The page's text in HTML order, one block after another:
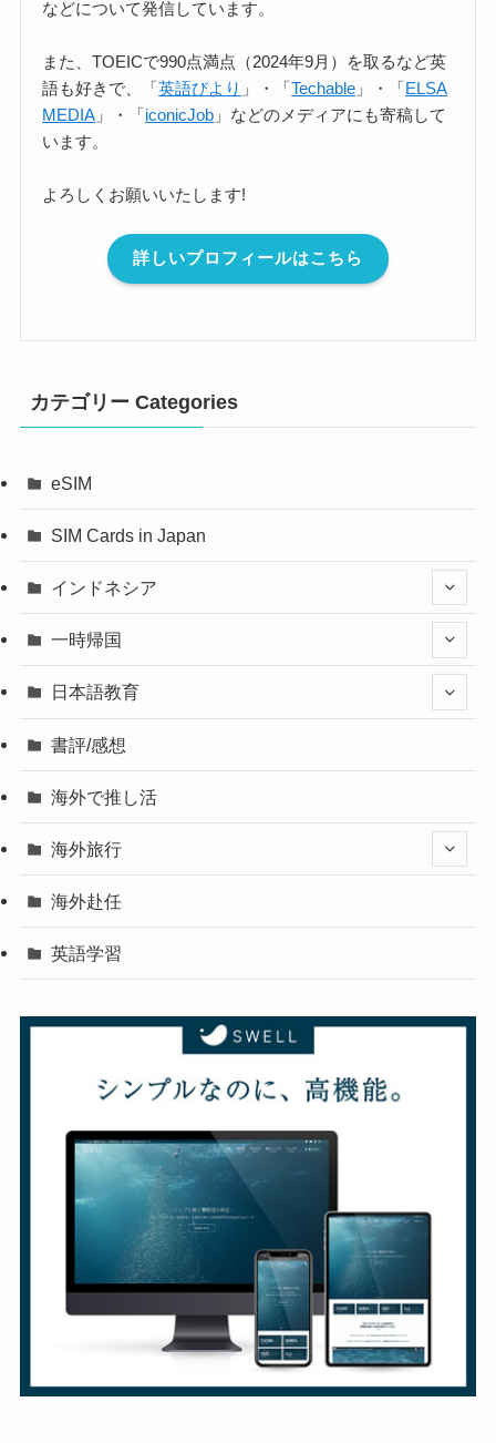
などについて発信しています。
また、TOEICで990点満点（2024年9月）を取るなど英
語も好きで、「英語びより 」・「Techable 」・「ELSA
MEDIA 」・「iconicJob 」などのメディアにも寄稿して
います。
よろしくお願いいたします!
詳しいプロフィールはこちら
カテゴリー Categories
eSIM
SIM Cards in Japan
インドネシア
一時帰国
日本語教育
書評/感想
海外で推し活
海外旅行
海外赴任
英語学習